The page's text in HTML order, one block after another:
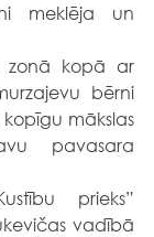
meklēja un
bērni
mākslas
pavasara
vadībā